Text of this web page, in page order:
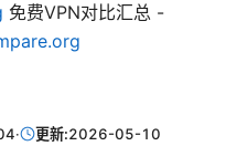
免费VPN对比汇总 -
· 更新:2026-05-10